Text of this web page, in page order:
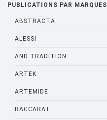
PUBLICATIONS PAR MARQUES
ABSTRACTA
ALESSI
AND TRADITION
ARTEK
ARTEMIDE
BACCARAT